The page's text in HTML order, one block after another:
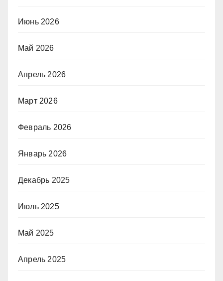
Июнь 2026
Май 2026
Апрель 2026
Март 2026
Февраль 2026
Январь 2026
Декабрь 2025
Июль 2025
Май 2025
Апрель 2025